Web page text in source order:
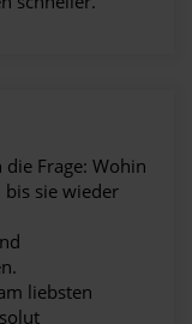
Frage: Wohin
sie wieder
liebsten